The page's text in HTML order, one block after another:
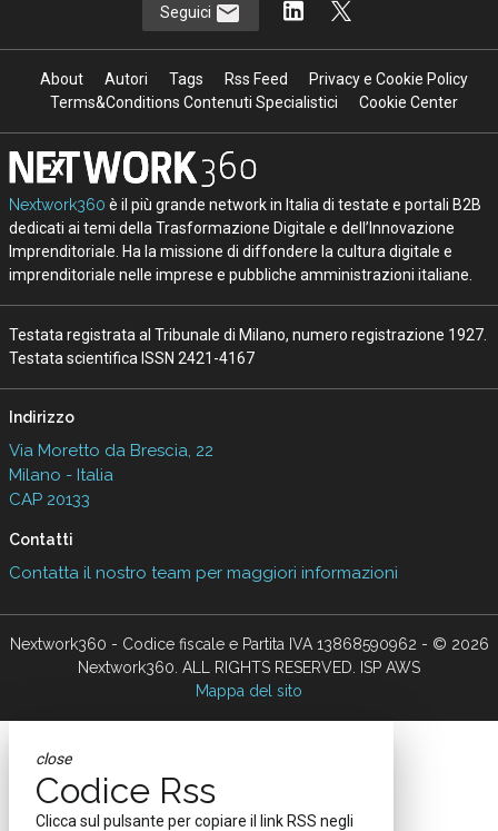
Seguici
About Autori Tags Rss Feed
Privacy e Cookie Policy
Terms&Conditions Contenuti Specialistici
Cookie Center
Nextwork360 è il più grande network in Italia di testate e portali B2B
dedicati ai temi della Trasformazione Digitale e dell’Innovazione
Imprenditoriale. Ha la missione di diffondere la cultura digitale e
imprenditoriale nelle imprese e pubbliche amministrazioni italiane.
Testata registrata al Tribunale di Milano, numero registrazione 1927.
Testata scientifica ISSN 2421-4167
Indirizzo
Via Moretto da Brescia, 22
Milano - Italia
CAP 20133
Contatti
Contatta il nostro team per maggiori informazioni
Nextwork360 - Codice fiscale e Partita IVA 13868590962 - © 2026
Nextwork360. ALL RIGHTS RESERVED. ISP AWS
Mappa del sito
close
Codice Rss
Clicca sul pulsante per copiare il link RSS negli